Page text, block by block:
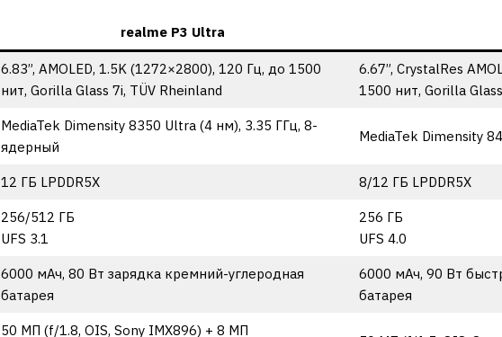
realme P3 Ultra
6.83”, AMOLED, 1.5K (1272×2800), 120 Гц, до 1500
нит, Gorilla Glass 7i, TÜV Rheinland
6.67”, CrystalRes
1500 нит, Gorilla
MediaTek Dimensity 8350 Ultra (4 нм), 3.35 ГГц, 8-
ядерный
MediaTek Dimensity
12 ГБ LPDDR5X 8/12 ГБ LPDDR5X
256/512 ГБ
UFS 3.1
256 ГБ
UFS 4.0
6000 мАч, 80 Вт зарядка кремний-углеродная
батарея
6000 мАч, 90 Вт
батарея
50 МП (f/1.8, OIS, Sony IMX896) + 8 МП